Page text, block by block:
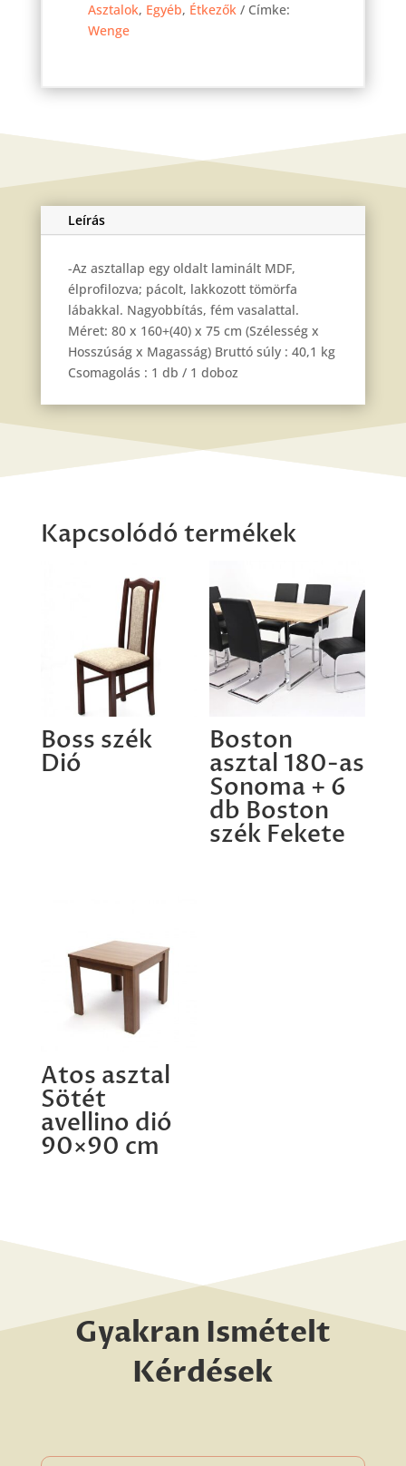
160
Asztalok, Egyéb, Étkezők
Címke:
Wenge
Leírás
-Az asztallap egy oldalt laminált MDF,
élprofilozva; pácolt, lakkozott tömörfa
lábakkal. Nagyobbítás, fém vasalattal.
Méret: 80 x 160+(40) x 75 cm (Szélesség x
Hosszúság x Magasság) Bruttó súly : 40,1 kg
Csomagolás : 1 db / 1 doboz
Kapcsolódó termékek
Boss szék
Dió
Boston
asztal 180-as
Sonoma + 6
db Boston
szék Fekete
Atos asztal
Sötét
avellino dió
90×90 cm
Gyakran Ismételt
Kérdések